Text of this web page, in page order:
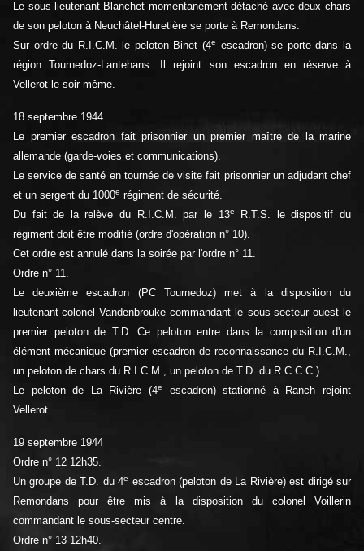
Le sous-lieutenant Blanchet momentanément détaché avec deux chars
de son peloton à Neuchâtel-Huretière se porte à Remondans.
Sur ordre du R.I.C.M. le peloton Binet (4e
escadron) se porte dans la
région Tournedoz-Lantehans. Il rejoint son escadron en réserve à
Vellerot le soir même.
18 septembre 1944
Le premier escadron fait prisonnier un premier maître de la marine
allemande (garde-voies et communications).
Le service de santé en tournée de visite fait prisonnier un adjudant chef
et un sergent du 1000e régiment de sécurité.
Du fait de la relève du R.I.C.M. par le 13e
R.T.S. le dispositif du
régiment doit être modifié (ordre d'opération n° 10).
Cet ordre est annulé dans la soirée par l'ordre n° 11.
Ordre n° 11.
Le deuxième escadron (PC Tournedoz) met à la disposition du
lieutenant-colonel Vandenbrouke commandant le sous-secteur ouest le
premier peloton de T.D. Ce peloton entre dans la composition d'un
élément mécanique (premier escadron de reconnaissance du R.I.C.M.,
un peloton de chars du R.I.C.M., un peloton de T.D. du R.C.C.C.).
Le peloton de La Rivière (4e
escadron) stationné à Ranch rejoint
Vellerot.
19 septembre 1944
Ordre n° 12 12h35.
Un groupe de T.D. du 4e escadron (peloton de La Rivière) est dirigé sur
Remondans pour être mis à la disposition du colonel Voillerin
commandant le sous-secteur centre.
Ordre n° 13 12h40.